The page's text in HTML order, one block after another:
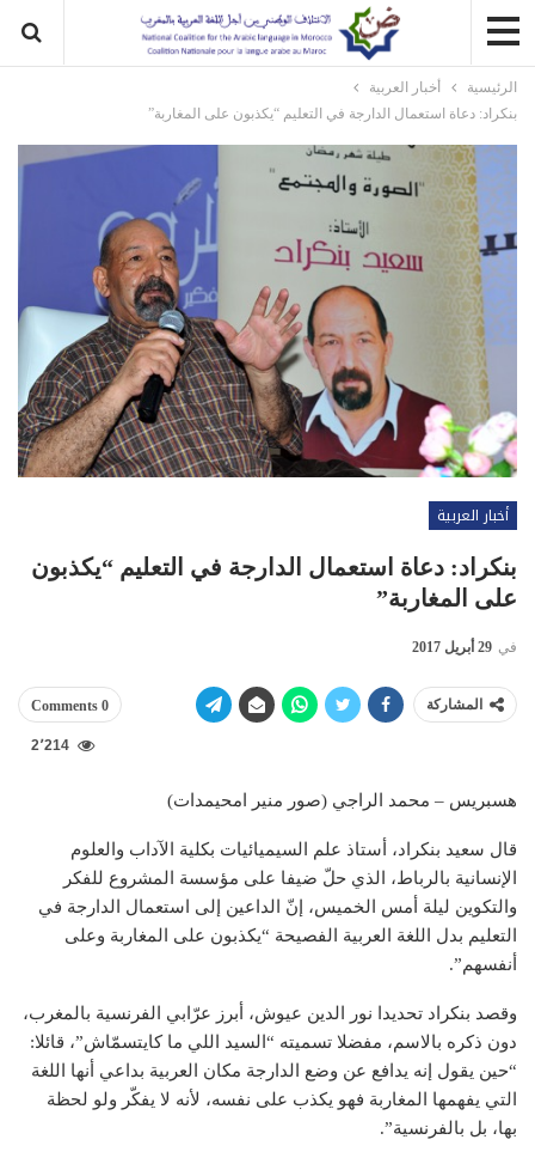
الرئيسية
أخبار العربية
بنكراد: دعاة استعمال الدارجة في التعليم “يكذبون على المغاربة”
أخبار العربية
بنكراد: دعاة استعمال الدارجة في التعليم “يكذبون
على المغاربة”
في 29 أبريل 2017
المشاركة 0 Comments
2٬214
هسبريس – محمد الراجي (صور منير امحيمدات)
قال سعيد بنكراد، أستاذ علم السيميائيات بكلية الآداب والعلوم
الإنسانية بالرباط، الذي حلّ ضيفا على مؤسسة المشروع للفكر
والتكوين ليلة أمس الخميس، إنّ الداعين إلى استعمال الدارجة في
التعليم بدل اللغة العربية الفصيحة “يكذبون على المغاربة وعلى
أنفسهم”.
وقصد بنكراد تحديدا نور الدين عيوش، أبرز عرّابي الفرنسية بالمغرب،
دون ذكره بالاسم، مفضلا تسميته “السيد اللي ما كايتسمّاش”، قائلا:
“حين يقول إنه يدافع عن وضع الدارجة مكان العربية بداعي أنها اللغة
التي يفهمها المغاربة فهو يكذب على نفسه، لأنه لا يفكّر ولو لحظة
بها، بل بالفرنسية”.